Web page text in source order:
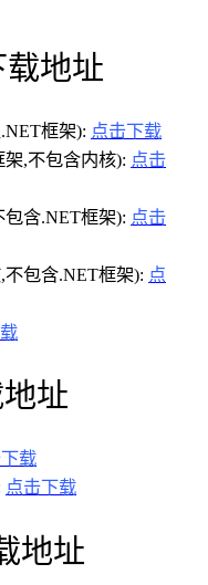
载地址
框架): 点击下载
架,不包含内核): 点击
包含.NET框架): 点击
不包含.NET框架): 点
址
载
点击下载
地址